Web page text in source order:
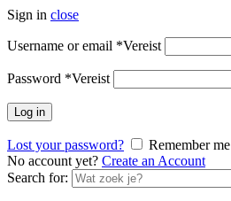
Sign in close
Username or email *Vereist
Password *Vereist
Log in
Lost your password?
Remember me
No account yet? Create an Account
Search for: